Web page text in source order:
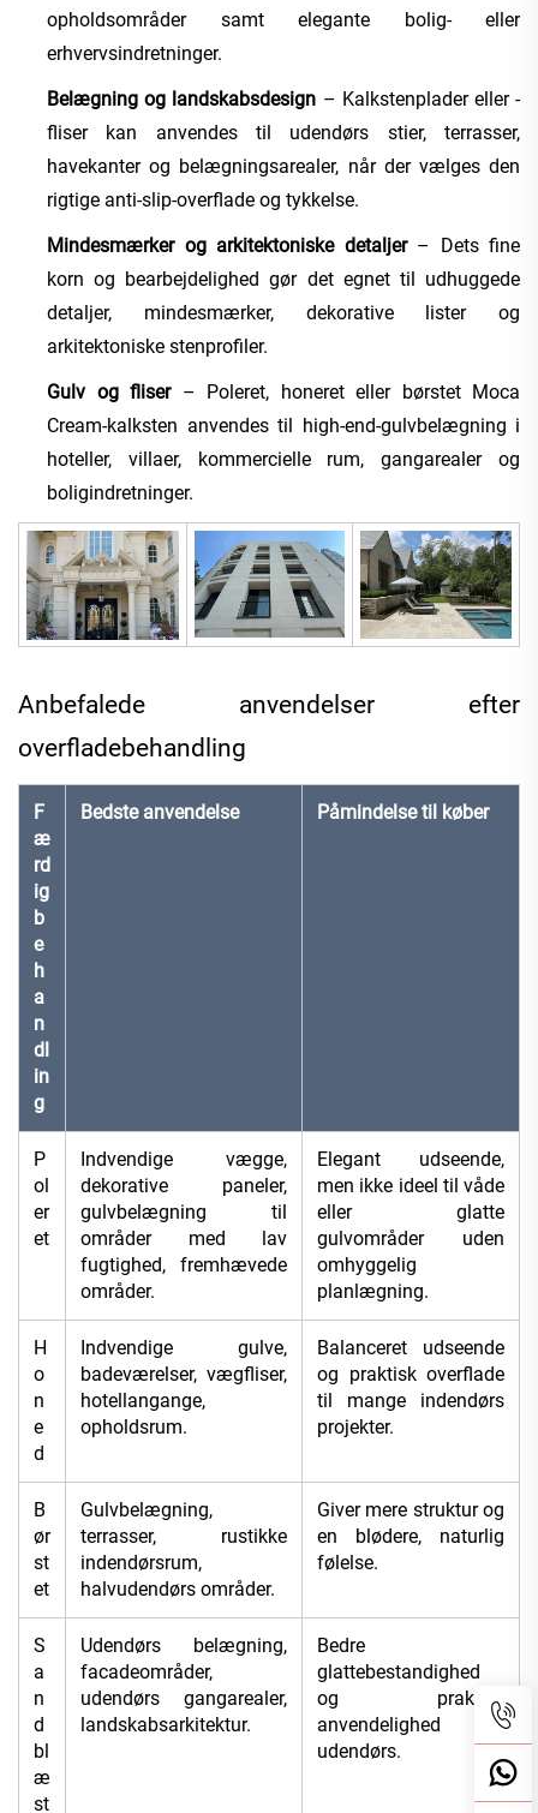
opholdsområder samt elegante bolig- eller
erhvervsindretninger.
Belægning og landskabsdesign – Kalkstenplader eller -
fliser kan anvendes til udendørs stier, terrasser,
havekanter og belægningsarealer, når der vælges den
rigtige anti-slip-overflade og tykkelse.
Mindesmærker og arkitektoniske detaljer – Dets fine
korn og bearbejdelighed gør det egnet til udhuggede
detaljer, mindesmærker, dekorative lister og
arkitektoniske stenprofiler.
Gulv og fliser – Poleret, honeret eller børstet Moca
Cream-kalksten anvendes til high-end-gulvbelægning i
hoteller, villaer, kommercielle rum, gangarealer og
boligindretninger.
Anbefalede anvendelser efter
overfladebehandling
F
æ
rd
ig
b
e
h
a
n
dl
in
g
Bedste anvendelse Påmindelse til køber
P
ol
er
et
Indvendige vægge,
dekorative paneler,
gulvbelægning til
områder med lav
fugtighed, fremhævede
områder.
Elegant udseende,
men ikke ideel til våde
eller glatte
gulvområder uden
omhyggelig
planlægning.
H
o
n
e
d
Indvendige gulve,
badeværelser, vægfliser,
hotellangange,
opholdsrum.
Balanceret udseende
og praktisk overflade
til mange indendørs
projekter.
B
ør
st
et
Gulvbelægning,
terrasser, rustikke
indendørsrum,
halvudendørs områder.
Giver mere struktur og
en blødere, naturlig
følelse.
S
a
n
d
bl
æ
st
Udendørs belægning,
facadeområder,
udendørs gangarealer,
landskabsarkitektur.
Bedre
glattebestandighed
og praktisk
anvendelighed
udendørs.